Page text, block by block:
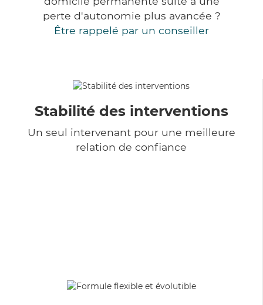
perte d'autonomie plus avancée ?
Être rappelé par un conseiller
Stabilité des interventions
Un seul intervenant pour une meilleure
relation de confiance